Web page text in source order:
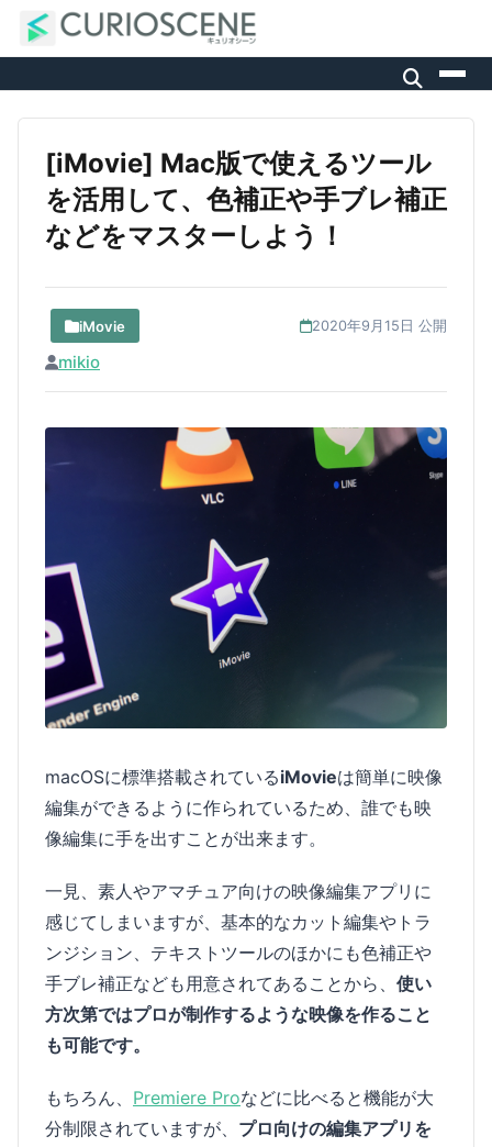
[iMovie] Mac版で使えるツール
を活用して、色補正や手ブレ補正
などをマスターしよう！
iMovie 2020年9月15日 公開
mikio
macOSに標準搭載されているiMovieは簡単に映像
編集ができるように作られているため、誰でも映
像編集に手を出すことが出来ます。
一見、素人やアマチュア向けの映像編集アプリに
感じてしまいますが、基本的なカット編集やトラ
ンジション、テキストツールのほかにも色補正や
手ブレ補正なども用意されてあることから、 使い
方次第ではプロが制作するような映像を作ること
も可能です。
もちろん、 Premiere Proなどに比べると機能が大
分制限されていますが、 プロ向けの編集アプリを